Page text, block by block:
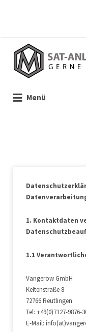
Suchen
nach:
Menü
1. Kontaktdaten
1.1
Vangerow GmbH
Keltenstraße 8
72766 Reutlingen
Tel: +49(0)7127-9876-
E-Mail: